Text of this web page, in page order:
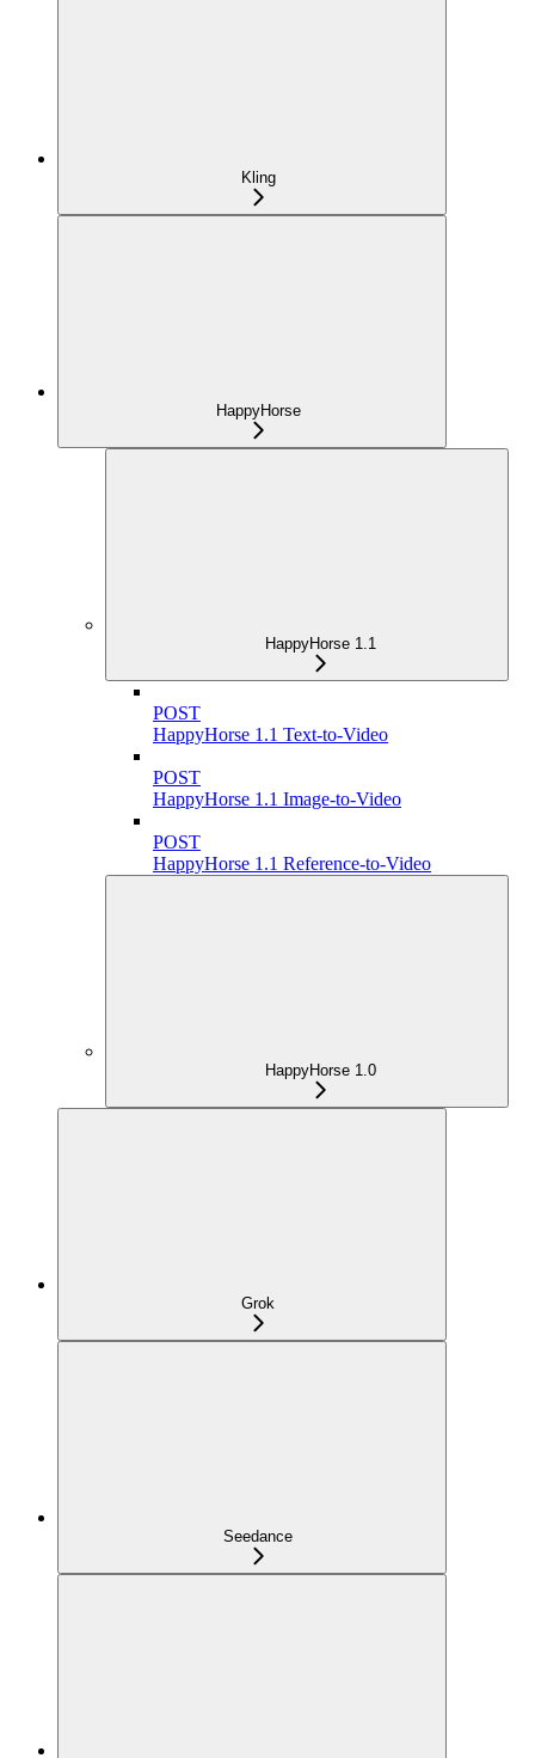
Kling
HappyHorse
HappyHorse 1.1
POST
HappyHorse 1.1 Text-to-Video
POST
HappyHorse 1.1 Image-to-Video
POST
HappyHorse 1.1 Reference-to-Video
HappyHorse 1.0
Grok
Seedance